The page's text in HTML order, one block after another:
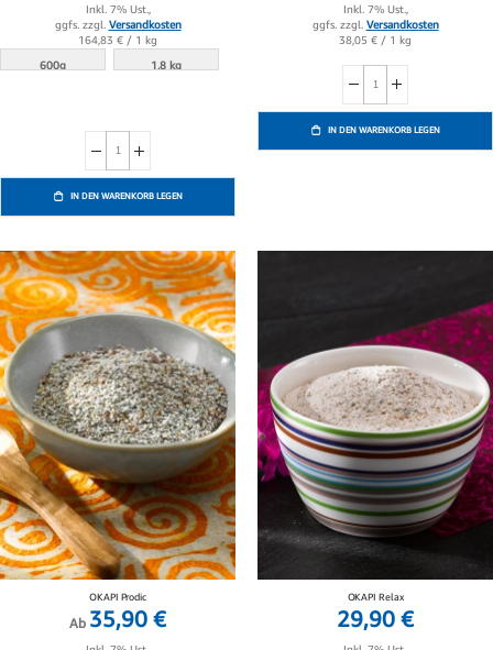
Inkl. 7% Ust.,
ggfs. zzgl. Versandkosten
164,83 € / 1 kg
600g
1.8 kg
IN DEN WARENKORB LEGEN
Inkl. 7% Ust.,
ggfs. zzgl. Versandkosten
38,05 € / 1 kg
IN DEN WARENKORB LEGEN
OKAPI Prodic
Ab 35,90 €
OKAPI Relax
29,90 €